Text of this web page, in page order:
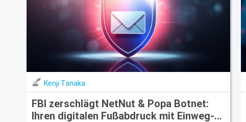
Kenji Tanaka
FBI zerschlägt NetNut & Popa Botnet:
Ihren digitalen Fußabdruck mit Einweg-E-